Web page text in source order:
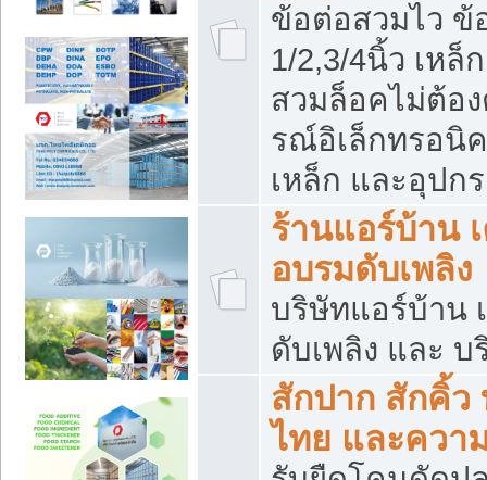
ข้อต่อสวมไว ข้
1/2,3/4นิ้ว เหล็
สวมล็อคไม่ต้อ
รณ์อิเล็กทรอนิ
เหล็ก และอุปก
ร้านแอร์บ้าน
อบรมดับเพลิง
บริษัทแอร์บ้าน
ดับเพลิง และ
สักปาก สักคิ้
ไทย และควา